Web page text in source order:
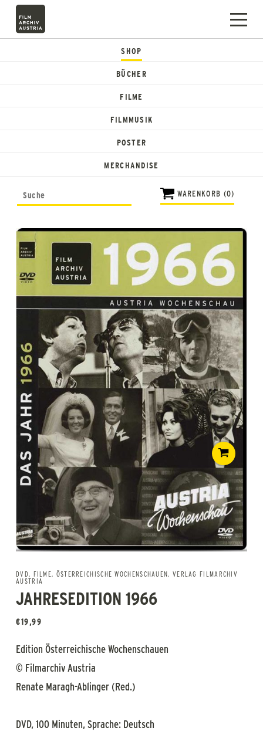
SHOP
BÜCHER
FILME
FILMMUSIK
POSTER
MERCHANDISE
WARENKORB (0)
DVD, FILME, ÖSTERREICHISCHE WOCHENSCHAUEN, VERLAG FILMARCHIV
AUSTRIA
JAHRESEDITION 1966
€19,99
Edition Österreichische Wochenschauen
© Filmarchiv Austria
Renate Maragh-Ablinger (Red.)
DVD, 100 Minuten, Sprache: Deutsch